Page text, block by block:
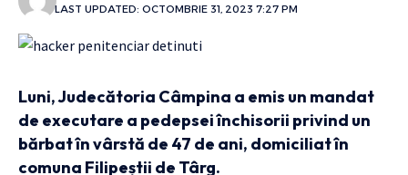
LAST UPDATED: OCTOMBRIE 31, 2023 7:27 PM
Luni, Judecătoria Câmpina a emis un mandat
de executare a pedepsei închisorii privind un
bărbat în vârstă de 47 de ani, domiciliat în
comuna Filipeștii de Târg.